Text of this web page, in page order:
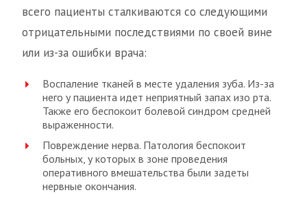
всего пациенты сталкиваются со следующими
отрицательными последствиями по своей вине
или из-за ошибки врача:
Воспаление тканей в месте удаления зуба. Из-за
него у пациента идет неприятный запах изо рта.
Также его беспокоит болевой синдром средней
выраженности.
Повреждение нерва. Патология беспокоит
больных, у которых в зоне проведения
оперативного вмешательства были задеты
нервные окончания.